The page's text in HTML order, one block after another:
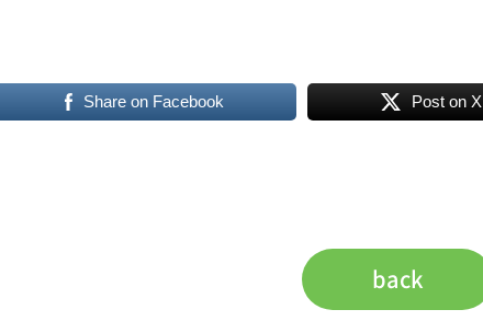
Share on Facebook Post on X
back